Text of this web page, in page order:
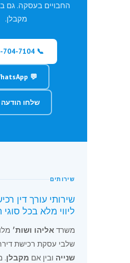
החבויים בעסקה. גם
מקבלן.
📞 074-704-7104
💬 WhatsApp
שלחו
שירותים
שירותי עורך דין
ליווי מלא בכל
משרד אליהו ושות׳
שלבי עסקת רכישת
שנייה ובין אם מקבלן.